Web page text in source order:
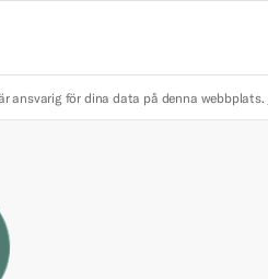
ansvarig för dina data på denna webbplats.